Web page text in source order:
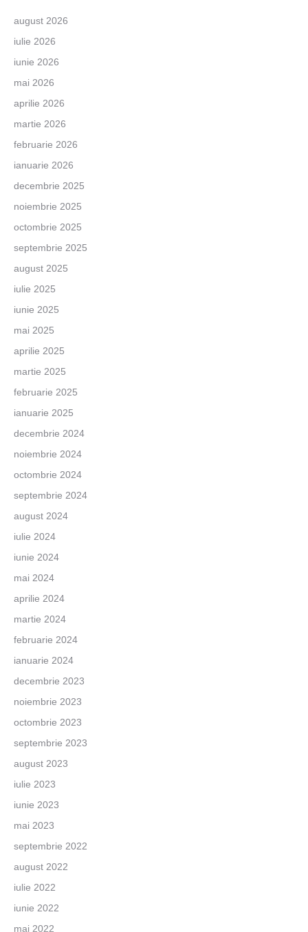
august 2026
iulie 2026
iunie 2026
mai 2026
aprilie 2026
martie 2026
februarie 2026
ianuarie 2026
decembrie 2025
noiembrie 2025
octombrie 2025
septembrie 2025
august 2025
iulie 2025
iunie 2025
mai 2025
aprilie 2025
martie 2025
februarie 2025
ianuarie 2025
decembrie 2024
noiembrie 2024
octombrie 2024
septembrie 2024
august 2024
iulie 2024
iunie 2024
mai 2024
aprilie 2024
martie 2024
februarie 2024
ianuarie 2024
decembrie 2023
noiembrie 2023
octombrie 2023
septembrie 2023
august 2023
iulie 2023
iunie 2023
mai 2023
septembrie 2022
august 2022
iulie 2022
iunie 2022
mai 2022